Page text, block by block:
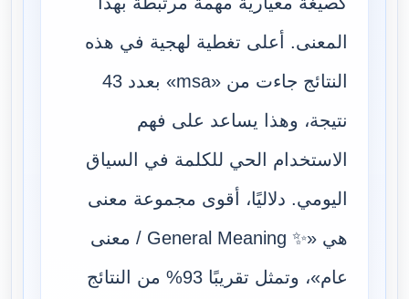
المعنى. أعلى تغطية لهجية في هذه
النتائج جاءت من «msa» بعدد 43
نتيجة، وهذا يساعد على فهم
الاستخدام الحي للكلمة في السياق
اليومي. دلاليًا، أقوى مجموعة معنى
هي «✨ General Meaning / معنى
عام»، وتمثل تقريبًا 93% من النتائج